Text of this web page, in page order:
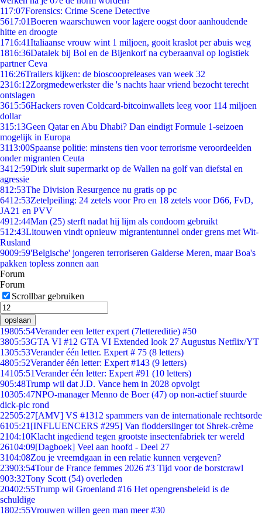
117:07Forensics: Crime Scene Detective
5617:01Boeren waarschuwen voor lagere oogst door aanhoudende
hitte en droogte
1716:41Italiaanse vrouw wint 1 miljoen, gooit kraslot per abuis weg
1816:36Datalek bij Bol en de Bijenkorf na cyberaanval op logistiek
partner Ceva
116:26Trailers kijken: de bioscoopreleases van week 32
2316:12Zorgmedewerkster die 's nachts haar vriend bezocht terecht
ontslagen
3615:56Hackers roven Coldcard-bitcoinwallets leeg voor 114 miljoen
dollar
315:13Geen Qatar en Abu Dhabi? Dan eindigt Formule 1-seizoen
mogelijk in Europa
3113:00Spaanse politie: minstens tien voor terrorisme veroordeelden
onder migranten Ceuta
3412:59Dirk sluit supermarkt op de Wallen na golf van diefstal en
agressie
812:53The Division Resurgence nu gratis op pc
6412:53Zetelpeiling: 24 zetels voor Pro en 18 zetels voor D66, FvD,
JA21 en PVV
4912:44Man (25) sterft nadat hij lijm als condoom gebruikt
512:43Litouwen vindt opnieuw migrantentunnel onder grens met Wit-
Rusland
9009:59'Belgische' jongeren terroriseren Galderse Meren, maar Boa's
pakken topless zonnen aan
Forum
Forum
Scrollbar gebruiken
opslaan
19805:54Verander een letter expert (7lettereditie) #50
3805:53GTA VI #12 GTA VI Extended look 27 Augustus Netflix/YT
1305:53Verander één letter. Expert # 75 (8 letters)
4805:52Verander één letter: Expert #143 (9 letters)
14105:51Verander één letter: Expert #91 (10 letters)
905:48Trump wil dat J.D. Vance hem in 2028 opvolgt
10305:47NPO-manager Menno de Boer (47) op non-actief stuurde
dick-pic rond
22505:27[AMV] VS #1312 spammers van de internationale rechtsorde
6105:21 [INFLUENCERS #295] Van flodderslinger tot Shrek-crème
2104:10Klacht ingediend tegen grootste insectenfabriek ter wereld
26104:09[Dagboek] Veel aan hoofd - Deel 27
3104:08Zou je vreemdgaan in een relatie kunnen vergeven?
23903:54Tour de France femmes 2026 #3 Tijd voor de borstcrawl
903:32Tony Scott (54) overleden
20402:55Trump wil Groenland #16 Het opengrensbeleid is de
schuldige
1802:55Vrouwen willen geen man meer #30